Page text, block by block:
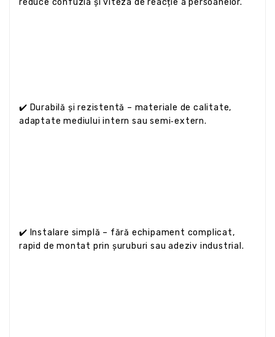
✔️ Durabilă și rezistentă – materiale de calitate,
adaptate mediului intern sau semi‑extern.
✔️ Instalare simplă – fără echipament complicat,
rapid de montat prin șuruburi sau adeziv industrial.